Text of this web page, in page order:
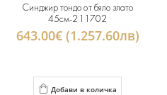
Синджир тондо от бяло злато
45см-211702
643.00€ (1.257.60лв)
Добави в количка